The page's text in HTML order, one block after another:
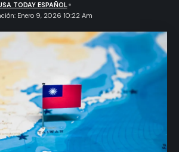
Enero 9, 2026 10:22 Am
TODAY ESPAÑOL